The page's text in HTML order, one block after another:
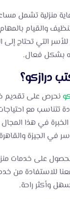
منزلية تشمل
والقيام بالمهام
للأسر التي تحتاج
بشكل فعال.
درازكو؟
نحرص على تقديم
تتناسب مع
في هذا المجال
في الجيزة
على خدمات
للاستفادة من
وأكثر راحة.